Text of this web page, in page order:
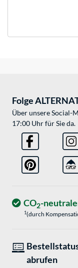
Folge
Über unsere Social-
17:00 Uhr für Sie da.
CO2-
1(durch
abrufen